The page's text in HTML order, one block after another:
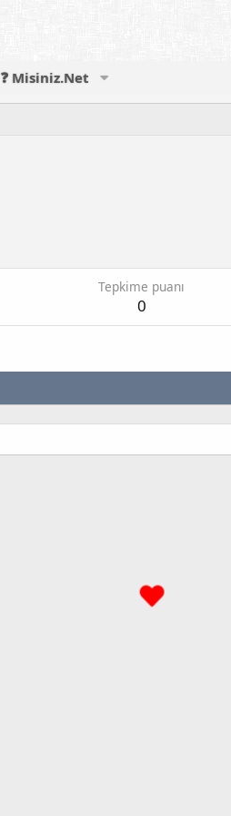
❓ Misiniz.Net
Tepkime puanı
0